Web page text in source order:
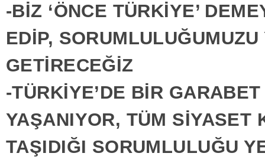
-BİZ ‘ÖNCE TÜRKİYE’
EDİP, SORUMLULUĞUMUZU
GETİRECEĞİZ
-TÜRKİYE’DE BİR
YAŞANIYOR, TÜM SİYASET
TAŞIDIĞI SORUMLULUĞU